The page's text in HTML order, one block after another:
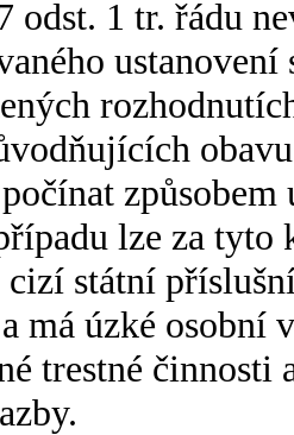
odst. 1 tr. řádu
lze za
cizí státní
má úzké osobní
trestné